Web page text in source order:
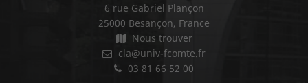
6 rue Gabriel Plançon
25000 Besançon, France
Nous trouver
cla@univ-fcomte.fr
03 81 66 52 00